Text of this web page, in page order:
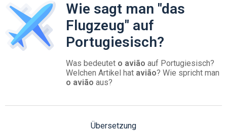
Wie sagt man "das
Flugzeug" auf
Portugiesisch?
Was bedeutet o avião auf Portugiesisch?
Welchen Artikel hat avião? Wie spricht man
o avião aus?
Übersetzung